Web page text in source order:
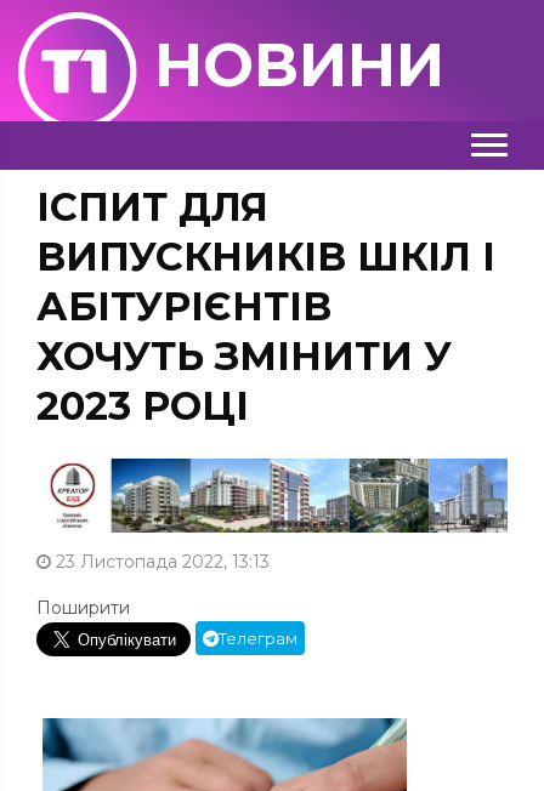
НОВИНИ
ІСПИТ ДЛЯ
ВИПУСКНИКІВ ШКІЛ І
АБІТУРІЄНТІВ
ХОЧУТЬ ЗМІНИТИ У
2023 РОЦІ
23 Листопада 2022, 13:13
Поширити
Телеграм